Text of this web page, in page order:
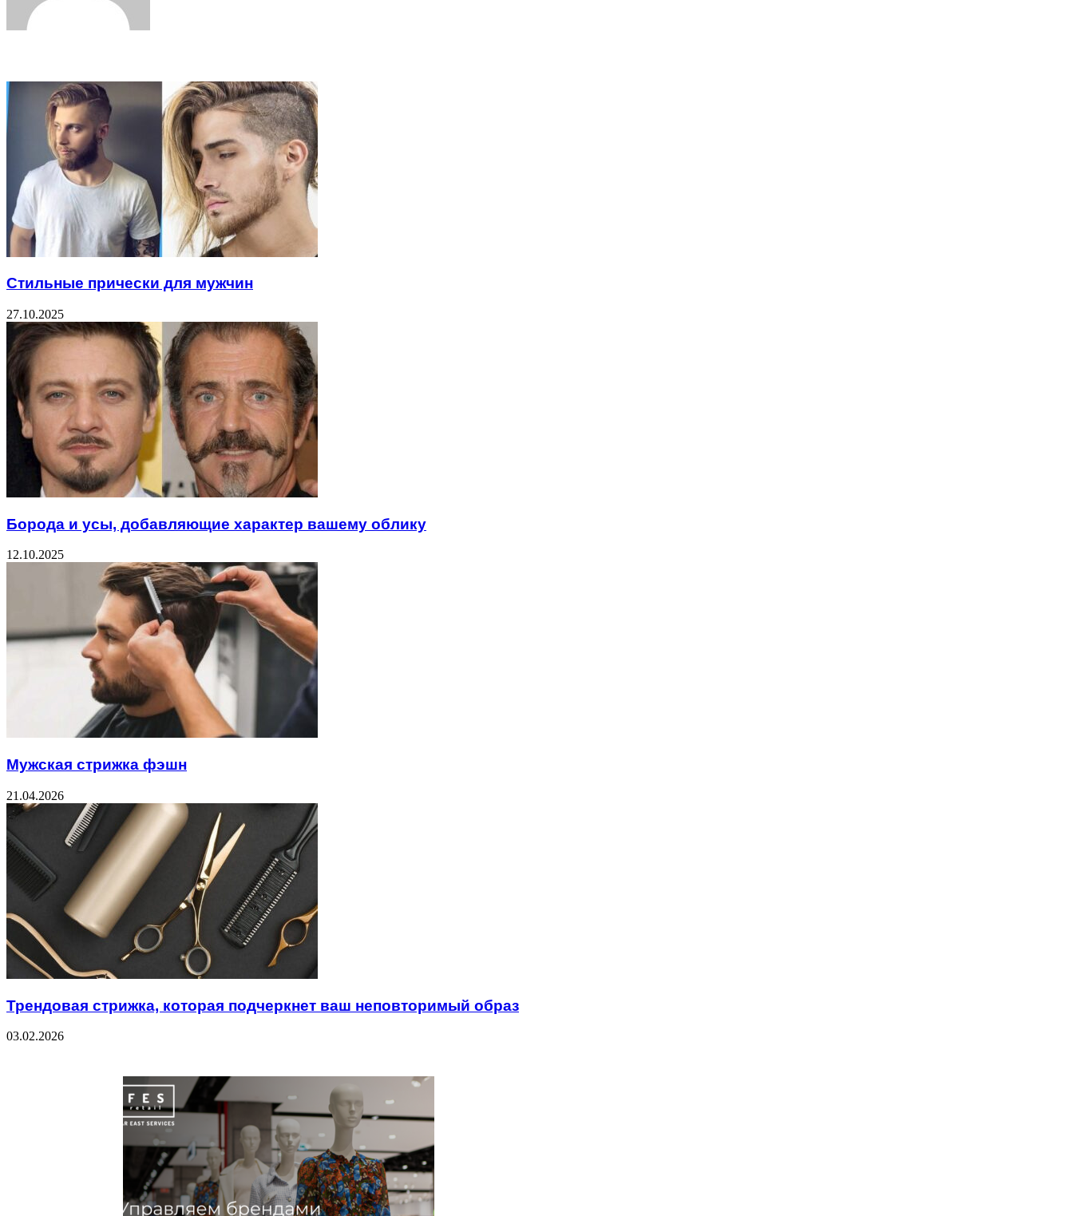
Стильные прически для мужчин
27.10.2025
Борода и усы, добавляющие характер вашему облику
12.10.2025
Мужская стрижка фэшн
21.04.2026
Трендовая стрижка, которая подчеркнет ваш неповторимый образ
03.02.2026